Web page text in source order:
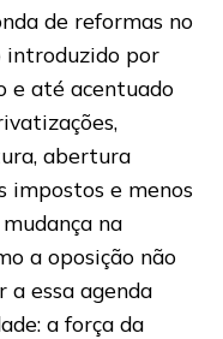
de reformas no
introduzido por
e até acentuado
abertura
impostos e menos
na
a oposição não
a essa agenda
a força da